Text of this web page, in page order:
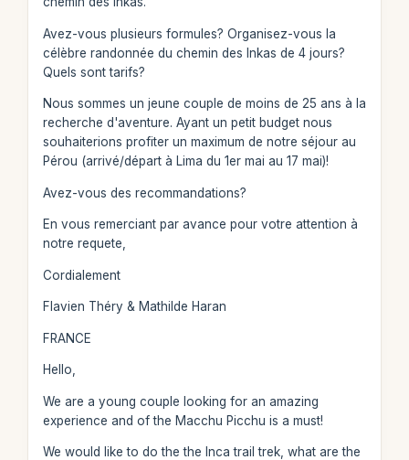
Avez-vous plusieurs formules? Organisez-vous la
célèbre randonnée du chemin des Inkas de 4 jours?
Quels sont tarifs?
Nous sommes un jeune couple de moins de 25 ans à la
recherche d'aventure. Ayant un petit budget nous
souhaiterions profiter un maximum de notre séjour au
Pérou (arrivé/départ à Lima du 1er mai au 17 mai)!
Avez-vous des recommandations?
En vous remerciant par avance pour votre attention à
notre requete,
Cordialement
Flavien Théry & Mathilde Haran
FRANCE
Hello,
We are a young couple looking for an amazing
experience and of the Macchu Picchu is a must!
We would like to do the the Inca trail trek, what are the